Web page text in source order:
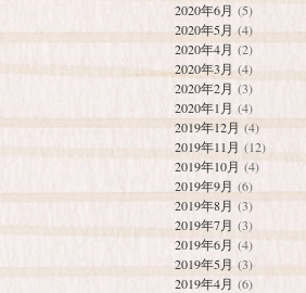
2020年6月 (5)
2020年5月 (4)
2020年4月 (2)
2020年3月 (4)
2020年2月 (3)
2020年1月 (4)
2019年12月 (4)
2019年11月 (12)
2019年10月 (4)
2019年9月 (6)
2019年8月 (3)
2019年7月 (3)
2019年6月 (4)
2019年5月(3)
2019年4月 (6)